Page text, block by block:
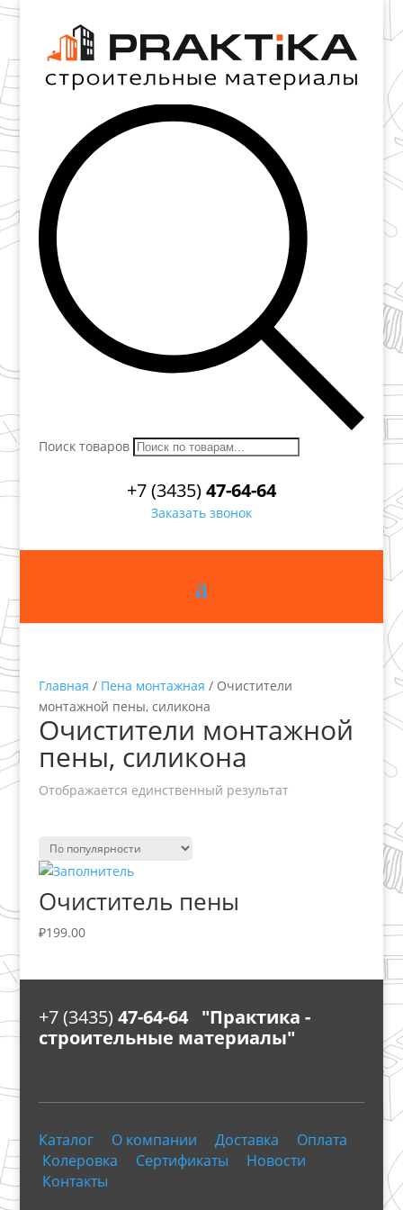
Поиск товаров
+7 (3435)47-64-64
Заказать звонок
Главная / Пена монтажная / Очистители
монтажной пены, силикона
Очистители монтажной
пены, силикона
Отображается единственный результат
Очиститель пены
₽199.00
+7 (3435) 47-64-64 "Практика -
строительные материалы"
Каталог О компании Доставка
Оплата
Колеровка
Сертификаты
Новости
Контакты